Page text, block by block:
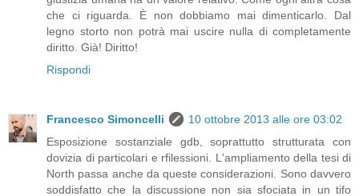
che ci riguarda. È non dobbiamo mai dimenticarlo. Dal
legno storto non potrà mai uscire nulla di completamente
diritto. Già! Diritto!
Rispondi
Francesco Simoncelli
10 ottobre 2013 alle ore 03:02
Esposizione sostanziale gdb, soprattutto strutturata con
dovizia di particolari e rfilessioni. L'ampliamento della tesi di
North passa anche da queste considerazioni. Sono davvero
soddisfatto che la discussione non sia sfociata in un tifo